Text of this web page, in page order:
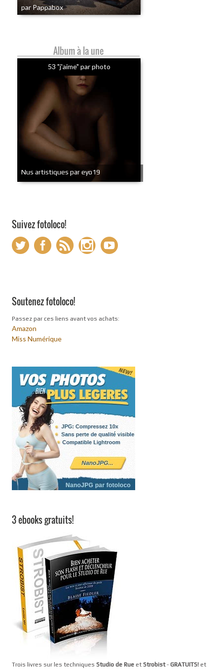
par Pappabox
Album à la une
53 "j'aime" par photo
Nus artistiques par eyo19
Suivez fotoloco!
Soutenez fotoloco!
Passez par ces liens avant vos achats:
Amazon
Miss Numérique
3 ebooks gratuits!
Trois livres sur les techniques Studio de Rue et Strobist- GRATUITS! et